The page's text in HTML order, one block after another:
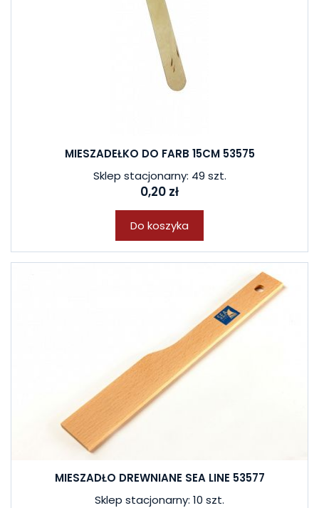
MIESZADEŁKO DO FARB 15CM 53575
Sklep stacjonarny: 49 szt.
0,20 zł
Do koszyka
MIESZADŁO DREWNIANE SEA LINE 53577
Sklep stacjonarny: 10 szt.